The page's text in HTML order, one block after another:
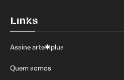
Links
Assine arte✱plus
Quem somos